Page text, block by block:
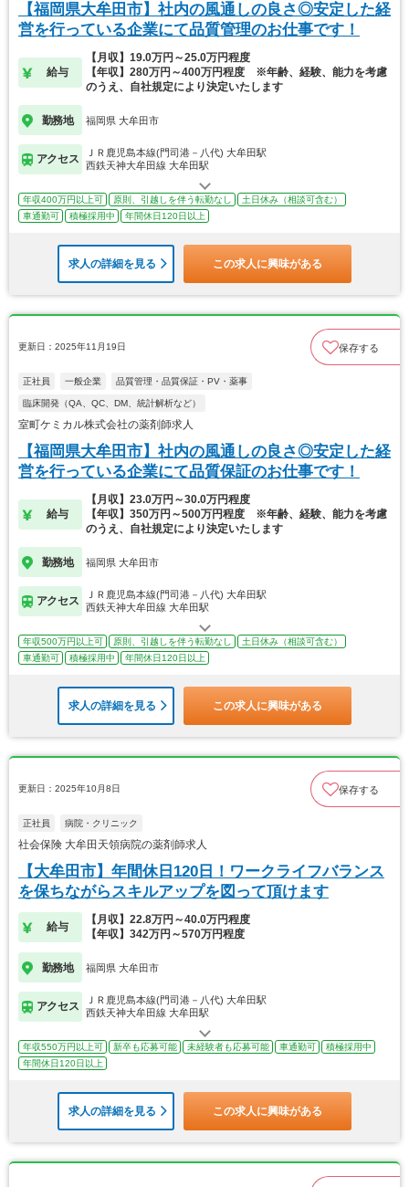
【福岡県大牟田市】社内の風通しの良さ◎安定した経
営を行っている企業にて品質管理のお仕事です！
給与
【月収】19.0万円～25.0万円程度
【年収】280万円～400万円程度 ※年齢、経験、能力を考慮
のうえ、自社規定により決定いたします
勤務地 福岡県 大牟田市
アクセス
ＪＲ鹿児島本線(門司港－八代) 大牟田駅
西鉄天神大牟田線 大牟田駅
年収400万円以上可 原則、引越しを伴う転勤なし
土日休み（相談可含む）
車通勤可
積極採用中 年間休日120日以上
求人の詳細を見る この求人に興味がある
更新日：2025年11月19日 保存する
正社員 一般企業 品質管理・品質保証・PV・薬事
臨床開発（QA、QC、DM、統計解析など）
室町ケミカル株式会社の薬剤師求人
【福岡県大牟田市】社内の風通しの良さ◎安定した経
営を行っている企業にて品質保証のお仕事です！
給与
【月収】23.0万円～30.0万円程度
【年収】350万円～500万円程度 ※年齢、経験、能力を考慮
のうえ、自社規定により決定いたします
勤務地 福岡県 大牟田市
アクセス
ＪＲ鹿児島本線(門司港－八代) 大牟田駅
西鉄天神大牟田線 大牟田駅
年収500万円以上可 原則、引越しを伴う転勤なし
土日休み（相談可含む）
車通勤可
積極採用中 年間休日120日以上
求人の詳細を見る この求人に興味がある
更新日：2025年10月8日 保存する
正社員 病院・クリニック
社会保険 大牟田天領病院の薬剤師求人
【大牟田市】年間休日120日！ワークライフバランス
を保ちながらスキルアップを図って頂けます
給与
【月収】22.8万円～40.0万円程度
【年収】342万円～570万円程度
勤務地 福岡県 大牟田市
アクセス
ＪＲ鹿児島本線(門司港－八代) 大牟田駅
西鉄天神大牟田線 大牟田駅
年収550万円以上可 新卒も応募可能 未経験者も応募可能 車通勤可
積極採用中
年間休日120日以上
求人の詳細を見る この求人に興味がある